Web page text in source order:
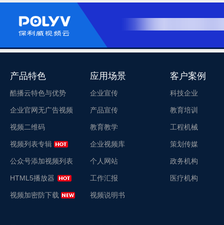
产品特色
酷播云特色与优势
企业官网无广告视频
视频二维码
视频列表专辑
公众号添加视频列表
HTML5播放器
视频加密防下载
应用场景
企业宣传
产品宣传
教育教学
企业视频库
个人网站
工作汇报
视频说明书
客户案例
科技企业
教育培训
工程机械
策划传媒
政务机构
医疗机构